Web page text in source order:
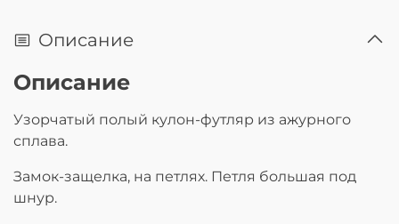
Описание
Описание
Узорчатый полый кулон-футляр из ажурного
сплава.
Замок-защелка, на петлях. Петля большая под
шнур.